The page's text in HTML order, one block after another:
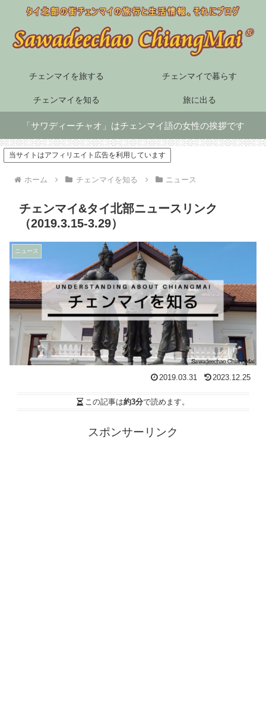
チェンマイを旅する チェンマイで暮らす
チェンマイを知る 旅に出る
「サワディーチャオ」はチェンマイ語の女性の挨拶です
当サイトはアフィリエイト広告を利用しています
ホーム チェンマイを知る ニュース
チェンマイ&タイ北部ニュースリンク
（2019.3.15-3.29）
ニュース
2019.03.31 2023.12.25
この記事は約3分で読めます。
スポンサーリンク